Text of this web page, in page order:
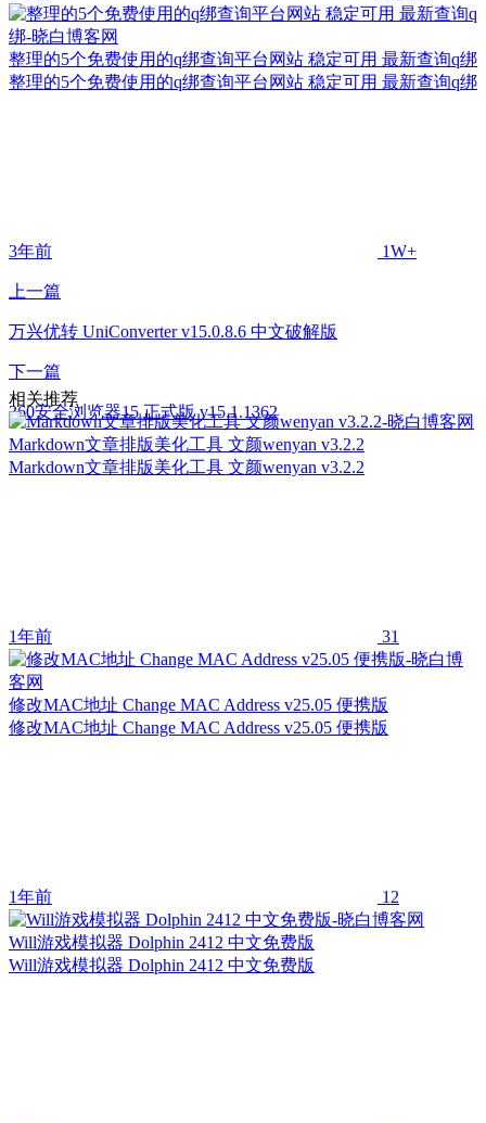
整理的5个免费使用的q绑查询平台网站 稳定可用 最新查询q绑
整理的5个免费使用的q绑查询平台网站 稳定可用 最新查询q绑
3年前 1W+
上一篇
万兴优转 UniConverter v15.0.8.6 中文破解版
下一篇
360安全浏览器15 正式版 v15.1.1362
相关推荐
Markdown文章排版美化工具 文颜wenyan v3.2.2
Markdown文章排版美化工具 文颜wenyan v3.2.2
1年前 31
修改MAC地址 Change MAC Address v25.05 便携版
修改MAC地址 Change MAC Address v25.05 便携版
1年前 12
Will游戏模拟器 Dolphin 2412 中文免费版
Will游戏模拟器 Dolphin 2412 中文免费版